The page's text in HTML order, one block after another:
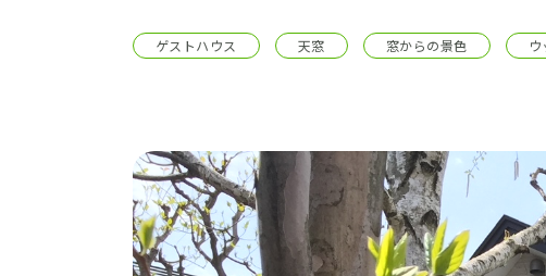
お問合せ・
ゲストハウス 天窓 窓からの景色